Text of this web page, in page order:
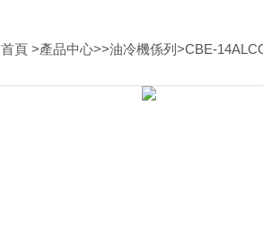
首頁 >產品中心>>油冷機係列 >CBE-